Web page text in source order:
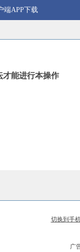
端APP下载
才能进行本操作
切换到手
广